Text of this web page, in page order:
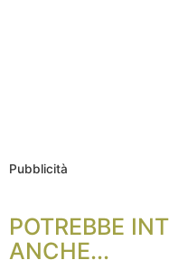
Pubblicità
POTREBBE
ANCHE...